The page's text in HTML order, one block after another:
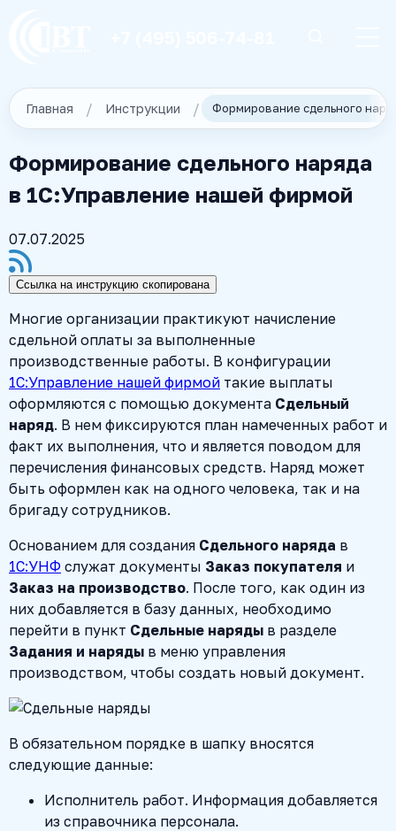
Главная Инструкции
Формирование сдельного наряда
в 1С:Управление нашей фирмой
07.07.2025
Ссылка на инструкцию скопирована
Многие организации практикуют начисление
сдельной оплаты за выполненные
производственные работы. В конфигурации
1С:Управление нашей фирмой такие выплаты
оформляются с помощью документа Сдельный
наряд. В нем фиксируются план намеченных работ и
факт их выполнения, что и является поводом для
перечисления финансовых средств. Наряд может
быть оформлен как на одного человека, так и на
бригаду сотрудников.
Основанием для создания Сдельного наряда в
1С:УНФ служат документы Заказ покупателя и
Заказ на производство. После того, как один из
них добавляется в базу данных, необходимо
перейти в пункт Сдельные наряды в разделе
Задания и наряды в меню управления
производством, чтобы создать новый документ.
В обязательном порядке в шапку вносятся
следующие данные:
Исполнитель работ. Информация добавляется
из справочника персонала.